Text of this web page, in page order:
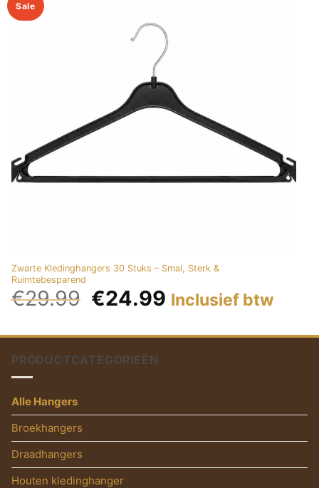
Sale
Zwarte Kledinghangers 30 Stuks – Smal, Sterk &
Ruimtebesparend
€29.99 €24.99 Inclusief btw
PRODUCTCATEGORIEËN
Alle Hangers
Broekhangers
Draadhangers
Houten kledinghanger